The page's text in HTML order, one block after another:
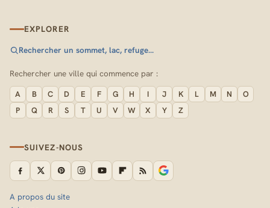
EXPLORER
Rechercher un sommet, lac, refuge…
Rechercher une ville qui commence par :
A B C D E F G H I J K L M N
O
P
Q R S T U V W X Y Z
SUIVEZ-NOUS
A propos du site